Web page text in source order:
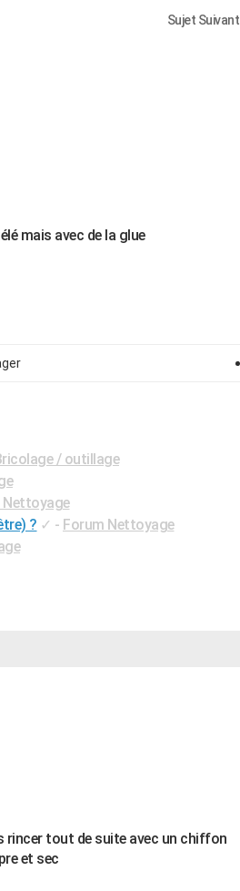
Sujet Suivant
mais avec de la glue
/ outillage
Nettoyage
? ✓ - Forum Nettoyage
rincer tout de suite avec un chiffon
et sec